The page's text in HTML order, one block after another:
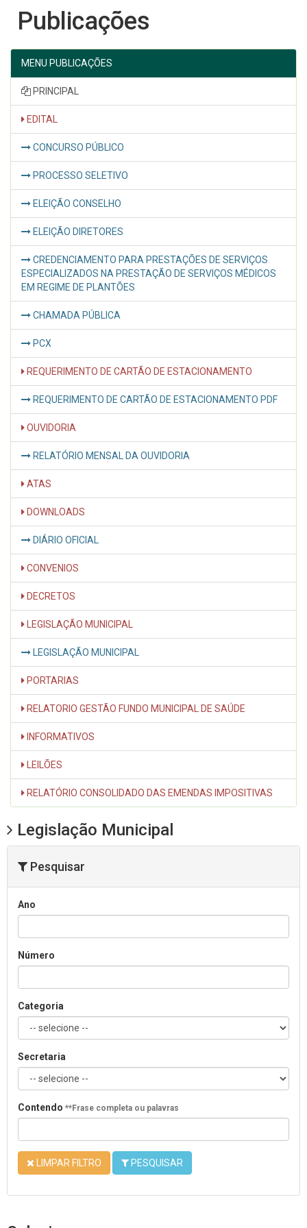
Publicações
MENU PUBLICAÇÕES
PRINCIPAL
EDITAL
CONCURSO PÚBLICO
PROCESSO SELETIVO
ELEIÇÃO CONSELHO
ELEIÇÃO DIRETORES
CREDENCIAMENTO PARA PRESTAÇÕES DE SERVIÇOS
ESPECIALIZADOS NA PRESTAÇÃO DE SERVIÇOS MÉDICOS
EM REGIME DE PLANTÕES
CHAMADA PÚBLICA
PCX
REQUERIMENTO DE CARTÃO DE ESTACIONAMENTO
REQUERIMENTO DE CARTÃO DE ESTACIONAMENTO PDF
OUVIDORIA
RELATÓRIO MENSAL DA OUVIDORIA
ATAS
DOWNLOADS
DIÁRIO OFICIAL
CONVENIOS
DECRETOS
LEGISLAÇÃO MUNICIPAL
LEGISLAÇÃO MUNICIPAL
PORTARIAS
RELATORIO GESTÃO FUNDO MUNICIPAL DE SAÚDE
INFORMATIVOS
LEILÕES
RELATÓRIO CONSOLIDADO DAS EMENDAS IMPOSITIVAS
Legislação Municipal
Pesquisar
Ano
Número
Categoria
Secretaria
Contendo **Frase completa ou palavras
LIMPAR FILTRO PESQUISAR